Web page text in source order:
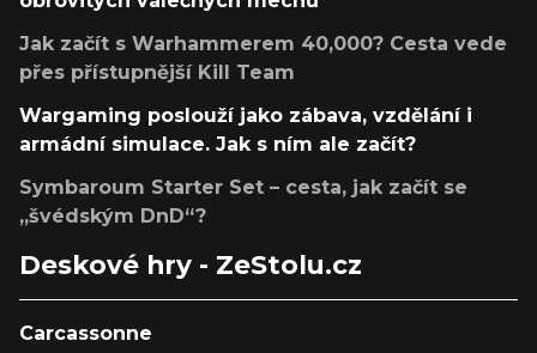
Jak začít s Warhammerem 40,000? Cesta vede
přes přístupnější Kill Team
Wargaming poslouží jako zábava, vzdělání i
armádní simulace. Jak s ním ale začít?
Symbaroum Starter Set – cesta, jak začít se
„švédským DnD“?
Deskové hry - ZeStolu.cz
Carcassonne